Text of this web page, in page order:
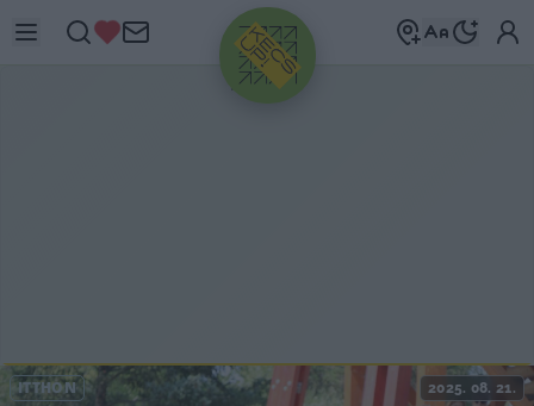
HIRDETÉS
ITTHON 2025. 08. 21.